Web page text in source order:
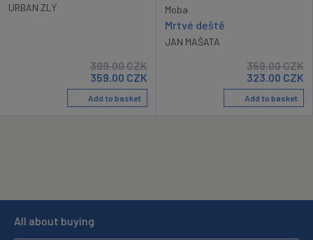
URBAN ZLÝ
399.00CZK
359.00 CZK
Add to basket
Moba
Mrtvé deště
JAN MAŠATA
359.00CZK
323.00 CZK
Add to basket
All about buying